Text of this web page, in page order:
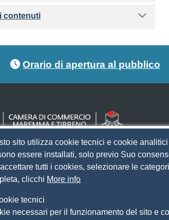
contenuti
Orario di apertura al pubblico
sito utilizza cookie tecnici e cookie
essere installati, solo previo Suo
tutti i cookies, selezionare le
clicchi More info
tecnici
necessari per il funzionamento del sito e